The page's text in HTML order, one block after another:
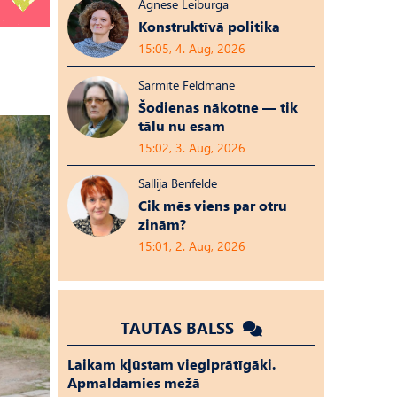
Agnese Leiburga
Konstruktīvā politika
15:05, 4. Aug, 2026
Sarmīte Feldmane
Šodienas nākotne — tik
tālu nu esam
15:02, 3. Aug, 2026
Sallija Benfelde
Cik mēs viens par otru
zinām?
15:01, 2. Aug, 2026
TAUTAS BALSS
Laikam kļūstam vieglprātīgāki.
Apmaldamies mežā